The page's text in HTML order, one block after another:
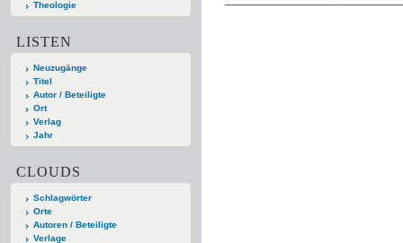
Theologie
LISTEN
Neuzugänge
Titel
Autor / Beteiligte
Ort
Verlag
Jahr
CLOUDS
Schlagwörter
Orte
Autoren / Beteiligte
Verlage